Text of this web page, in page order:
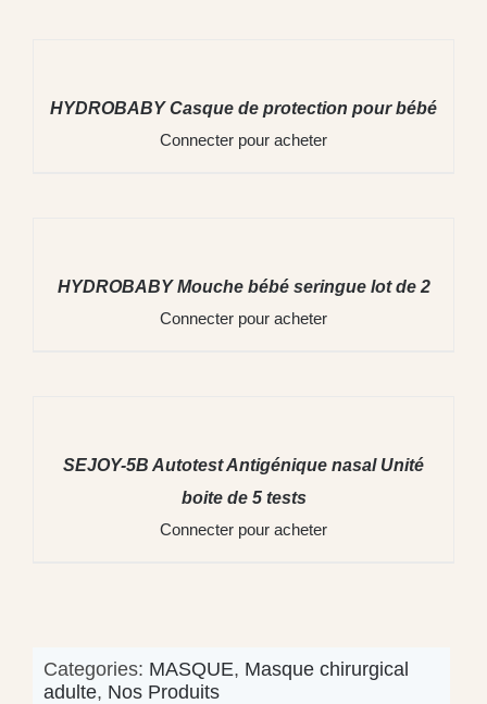
HYDROBABY Casque de protection pour bébé
Connecter pour acheter
HYDROBABY Mouche bébé seringue lot de 2
Connecter pour acheter
SEJOY-5B Autotest Antigénique nasal Unité
boite de 5 tests
Connecter pour acheter
Categories: MASQUE, Masque chirurgical
adulte, Nos Produits